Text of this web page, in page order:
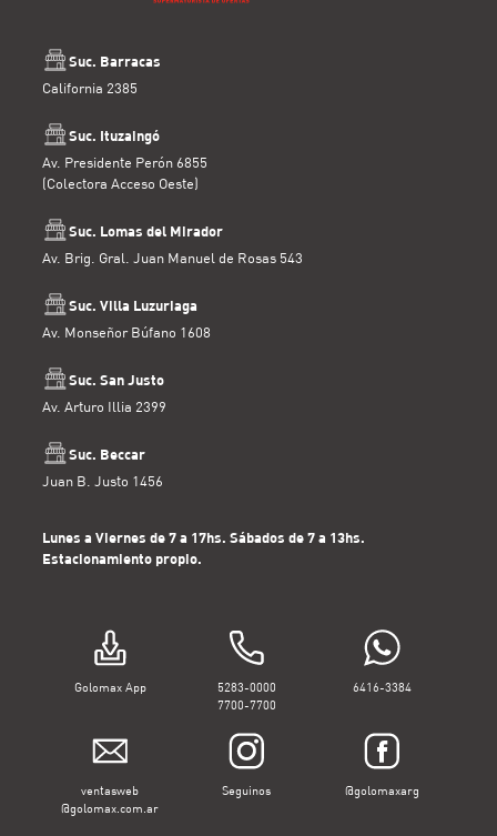
Suc. Barracas
California 2385
Suc. Ituzaingó
Av. Presidente Perón 6855
(Colectora Acceso Oeste)
Suc. Lomas del Mirador
Av. Brig. Gral. Juan Manuel de Rosas 543
Suc. Villa Luzuriaga
Av. Monseñor Búfano 1608
Suc. San Justo
Av. Arturo Illia 2399
Suc. Beccar
Juan B. Justo 1456
Lunes a Viernes de 7 a 17hs. Sábados de 7 a 13hs.
Estacionamiento propio.
Golomax App
5283-0000
7700-7700
6416-3384
ventasweb
@golomax.com.ar
Seguinos @golomaxarg